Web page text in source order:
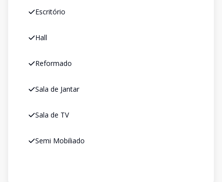
Escritório
Hall
Reformado
Sala de Jantar
Sala de TV
Semi Mobiliado